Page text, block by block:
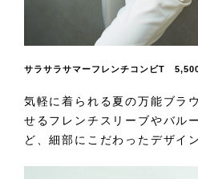
サラサラサマーフレンチコンビT
気軽に着られる夏の万能ブラ
せるフレンチスリーブやバル
ど、細部にこだわったデザイ